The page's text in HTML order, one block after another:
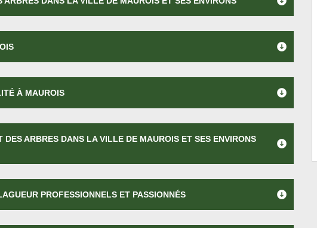
À MAUROIS
DES ARBRES DANS LA VILLE DE MAUROIS ET SES ENVIRONS
PROFESSIONNELS ET PASSIONNÉS